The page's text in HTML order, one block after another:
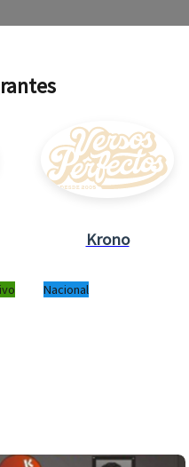
Krono
Nacional